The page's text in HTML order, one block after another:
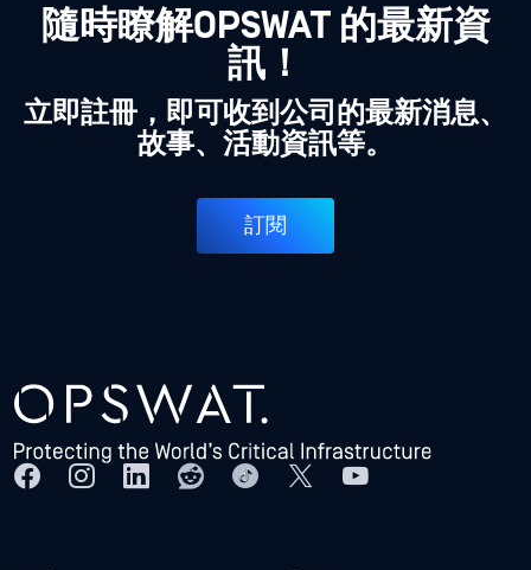
隨時瞭解OPSWAT 的最新資
訊！
立即註冊，即可收到公司的最新消息、
故事、活動資訊等。
訂閱